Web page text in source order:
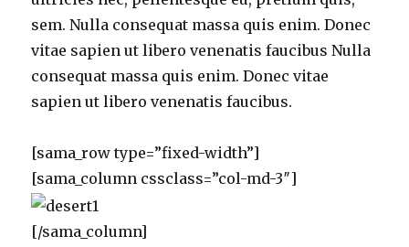
sem. Nulla consequat massa quis enim. Donec
vitae sapien ut libero venenatis faucibus Nulla
consequat massa quis enim. Donec vitae
sapien ut libero venenatis faucibus.
[sama_row type=”fixed-width”]
[sama_column cssclass=”col-md-3″]
[/sama_column]